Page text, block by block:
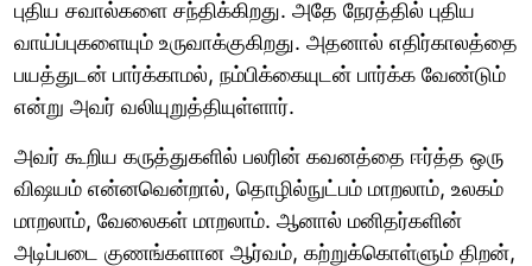
புதிய சவால்களை சந்திக்கிறது. அதே நேரத்தில் புதிய
வாய்ப்புகளையும் உருவாக்குகிறது. அதனால் எதிர்காலத்தை
பயத்துடன் பார்க்காமல், நம்பிக்கையுடன் பார்க்க வேண்டும்
என்று அவர் வலியுறுத்தியுள்ளார்.
அவர் கூறிய கருத்துகளில் பலரின் கவனத்தை ஈர்த்த ஒரு
விஷயம் என்னவென்றால், தொழில்நுட்பம் மாறலாம், உலகம்
மாறலாம், வேலைகள் மாறலாம். ஆனால் மனிதர்களின்
அடிப்படை குணங்களான ஆர்வம், கற்றுக்கொள்ளும் திறன்,